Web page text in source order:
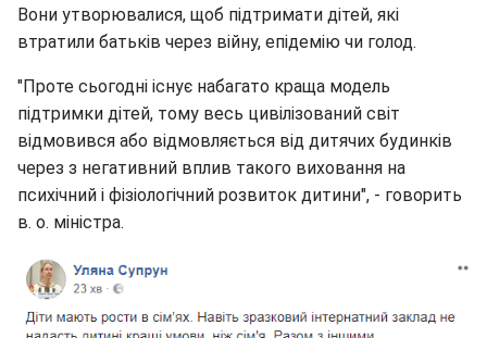
Вони утворювалися, щоб підтримати дітей, які
втратили батьків через війну, епідемію чи голод.
"Проте сьогодні існує набагато краща модель
підтримки дітей, тому весь цивілізований світ
відмовився або відмовляється від дитячих будинків
через з негативний вплив такого виховання на
психічний і фізіологічний розвиток дитини", - говорить
в. о. міністра.